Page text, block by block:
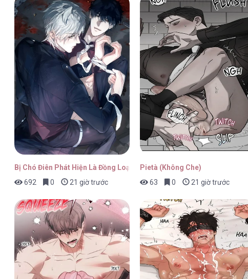
Chiếu Tướng [...] – Chap 95
Chiếu Tướng [...] – Chap 94
Chiếu Tướng [...] – Chap 93
Chiếu Tướng [...] – Chap 92
Chiếu Tướng [...] – Chap 91
Bị Chó Điên Phát Hiện Là Đồng Loại
692
0 21 giờ trước
Pietà (Không Che)
63
0 21 giờ trước